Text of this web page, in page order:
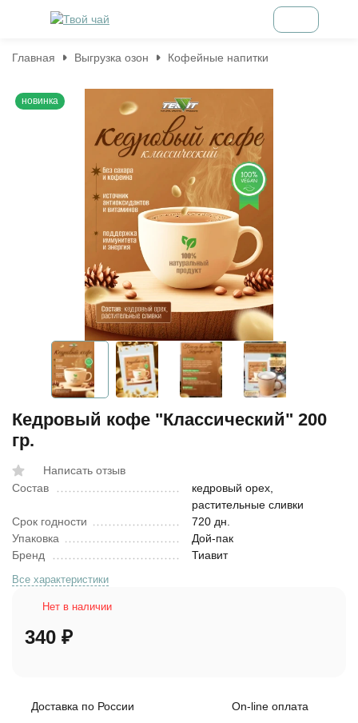
Главная Выгрузка озон Кофейные напитки
новинка
Кедровый кофе "Классический" 200
гр.
Написать отзыв
Состав
кедровый орех,
растительные сливки
Срок годности
720 дн.
Упаковка
Дой-пак
Бренд
Тиавит
Все характеристики
Нет в наличии
340 ₽
Доставка по России On-line оплата